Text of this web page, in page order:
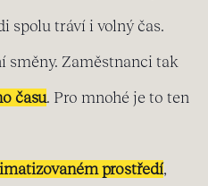
spolu tráví i volný čas.
směny. Zaměstnanci tak
času. Pro mnohé je to ten
prostředí,